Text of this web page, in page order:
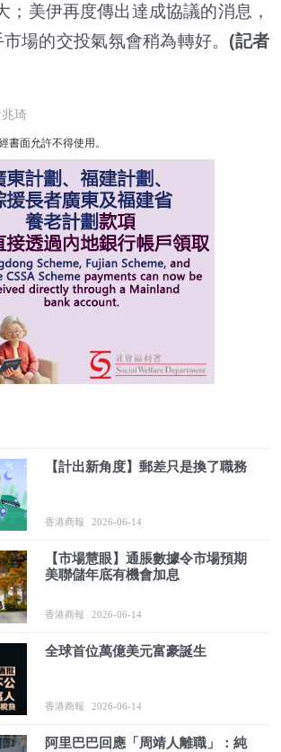
；美伊再度傳出達成協議的消息，
場的交投氣氛會稍為轉好。 (記者
琦
書面允許不得使用。
【計出新角度】郵差只是換了職務
香港商報 2026-06-14
【市場慧眼】通脹數據令市場預期
美聯儲年底有機會加息
香港商報 2026-06-14
全球首位萬億美元富豪誕生
香港商報 2026-06-14
阿里巴巴回應「周靖人離職」：純